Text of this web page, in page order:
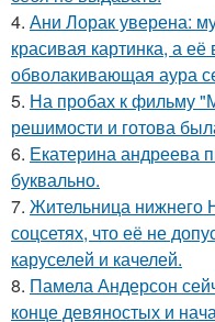
4. Ани Лорак уверена:
красивая картинка, а
обволакивающая аура
5. На пробах к фильму
решимости и готова
6. Екатерина андреева
буквально.
7. Жительница нижнего
соцсетях, что её не
каруселей и качелей.
8. Памела Андерсон
конце девяностых и